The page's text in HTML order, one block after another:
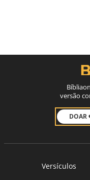
versão
Versículos